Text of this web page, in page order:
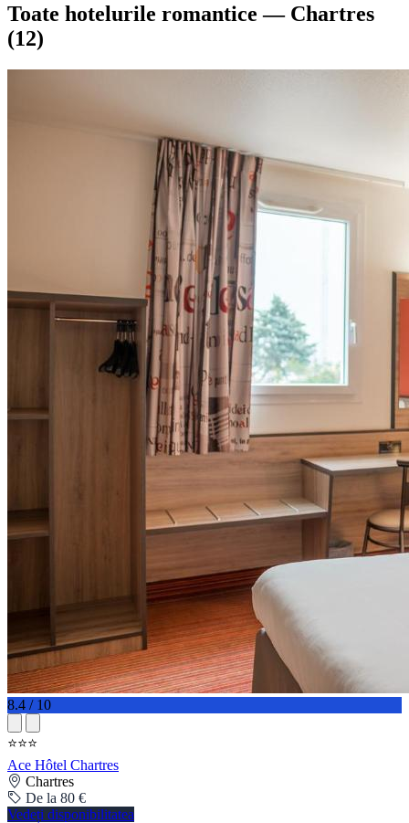
Toate hotelurile romantice — Chartres
(12)
8.4 / 10
⭐⭐⭐
Ace Hôtel Chartres
Chartres
De la 80 €
Vedeți disponibilitatea